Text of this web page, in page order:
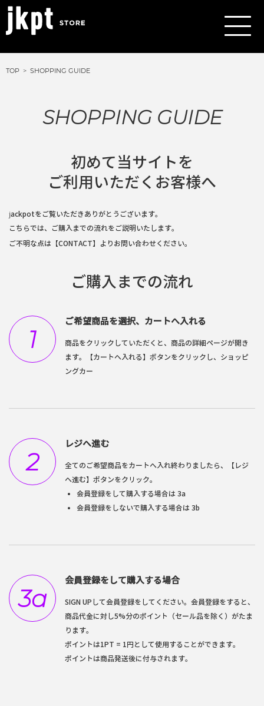
TOP SHOPPING GUIDE
SHOPPING GUIDE
初めて当サイトを
ご利用いただくお客様へ
jackpotをご覧いただきありがとうございます。
こちらでは、ご購入までの流れをご説明いたします。
ご不明な点は 【CONTACT】 よりお問い合わせください。
ご購入までの流れ
1
ご希望商品を選択、カートへ入れる
商品をクリックしていただくと、商品の詳細ページが開き
ます。【カートへ入れる】ボタンをクリックし、ショッピ
ングカー
2
レジへ進む
全てのご希望商品をカートへ入れ終わりましたら、【レジ
へ進む】ボタンをクリック。
会員登録をして購入する場合は 3a
会員登録をしないで購入する場合は 3b
3a
会員登録をして購入する場合
SIGN UPして会員登録をしてください。会員登録をすると、
商品代金に対し5%分のポイント（セール品を除く）がたま
ります。
ポイントは1PT = 1円として使用することができます。
ポイントは商品発送後に付与されます。